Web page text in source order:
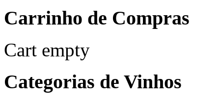
Carrinho de Compras
Cart empty
Categorias de Vinhos